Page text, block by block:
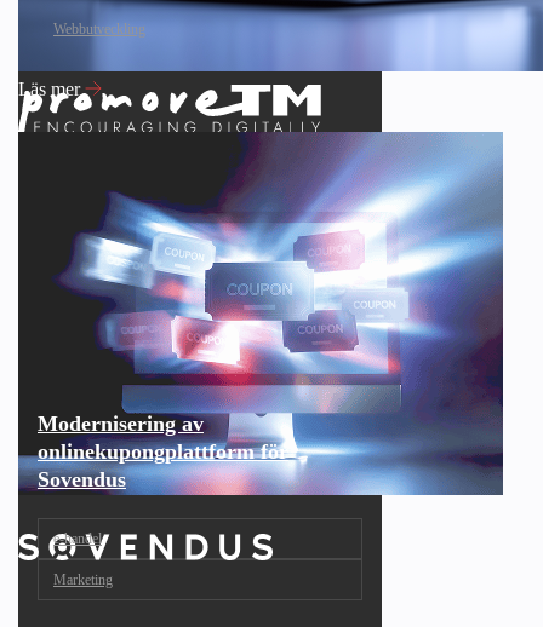
Webbutveckling
Läs mer
Modernisering av
onlinekupongplattform för
Sovendus
e‑handel
Marketing